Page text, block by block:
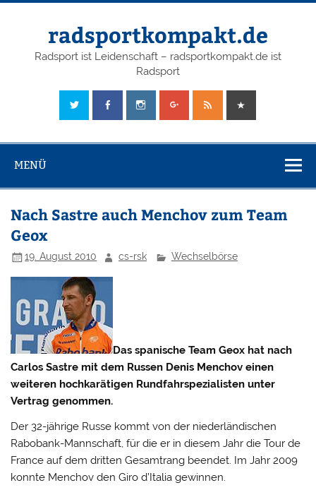
radsportkompakt.de
Radsport ist Leidenschaft – radsportkompakt.de ist
Radsport
MENÜ
Nach Sastre auch Menchov zum Team
Geox
19. August 2010 cs-rsk Wechselbörse
Das spanische Team Geox hat nach
Carlos Sastre mit dem Russen Denis Menchov einen
weiteren hochkarätigen Rundfahrspezialisten unter
Vertrag genommen.
Der 32-jährige Russe kommt von der niederländischen
Rabobank-Mannschaft, für die er in diesem Jahr die Tour de
France auf dem dritten Gesamtrang beendet. Im Jahr 2009
konnte Menchov den Giro d’Italia gewinnen.